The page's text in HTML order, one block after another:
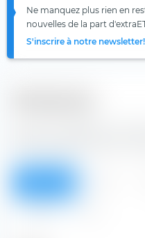
Ne manquez plus rien en
nouvelles de la part
S'inscrire à notre newsletter!
2022